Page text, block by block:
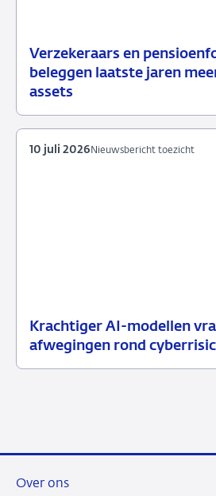
Verzekeraars en
beleggen laatste jaren
assets
15
juli
Nieuwsbericht
toezicht
Krachtiger AI-modellen
afwegingen rond
10
Nieuwsbericht
Nieuwsbericht toezicht
10 juli 2026
Over ons